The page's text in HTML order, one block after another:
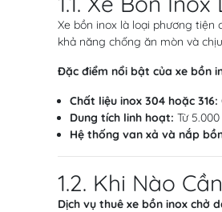
Xe bồn inox là loại phương
khả năng chống ăn mòn và
Đặc điểm nổi bật của xe bồn
Chất liệu inox 304 hoặc 316:
Dung tích linh hoạt: Từ
Hệ thống van xả và nắp
1.2. Khi Nào
Dịch vụ thuê xe bồn inox chở